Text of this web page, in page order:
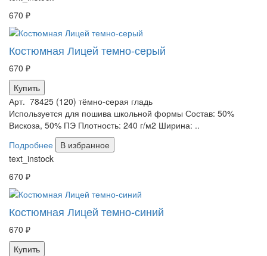
670 ₽
Костюмная Лицей темно-серый
670 ₽
Купить
Арт. 78425 (120) тёмно-серая гладь
Используется для пошива школьной формы Состав: 50%
Вискоза, 50% ПЭ Плотность: 240 г/м2 Ширина: ..
Подробнее
В избранное
text_instock
670 ₽
Костюмная Лицей темно-синий
670 ₽
Купить